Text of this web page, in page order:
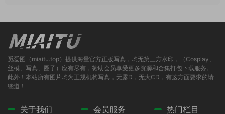
觅爱图（miaitu.top）提供海量官方正版写真，均无第三方水印，（Cosplay、
丝模、写真、圈子）应有尽有，赞助会员享受更多资源和合集打包下载服务。
此外！本站所有图片均为正规机构写真，无露D，无大CD，有这方面要求的请
绕道！
关于我们 会员服务 热门栏目